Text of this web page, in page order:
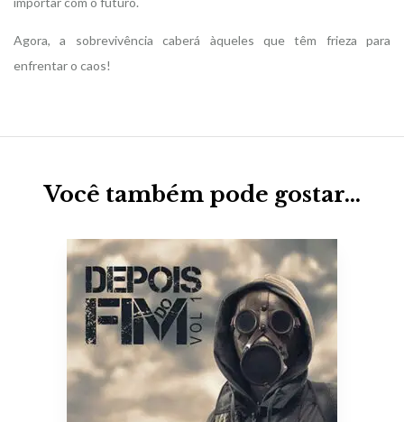
Agora, a sobrevivência caberá àqueles que têm frieza para
enfrentar o caos!
Você também pode gostar…